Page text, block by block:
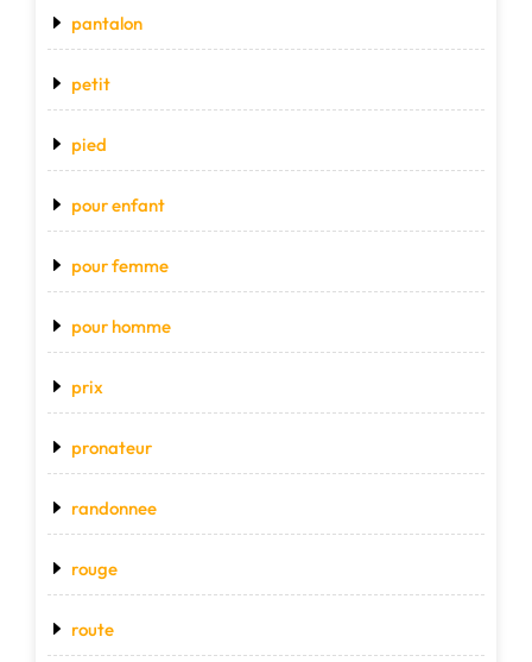
pantalon
petit
pied
pour enfant
pour femme
pour homme
prix
pronateur
randonnee
rouge
route